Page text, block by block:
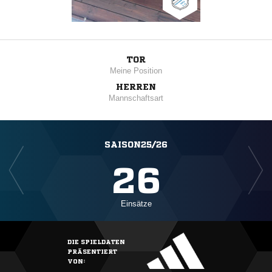
TOR
Meine Position
HERREN
Mannschaftsart
SAISON25/26
26
Einsätze
DIE SPIELDATEN
PRÄSENTIERT
VON: